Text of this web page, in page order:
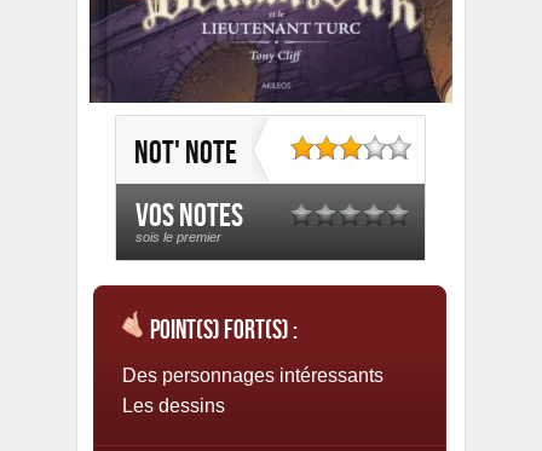
Not' note
Vos notes
sois le premier
Point(s) fort(s) :
Des personnages intéressants
Les dessins